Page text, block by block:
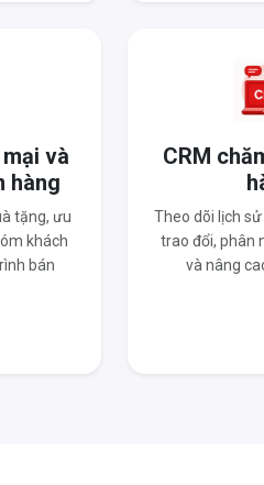
và
hàng
tặng, ưu
khách
bán
CRM
Theo dõi lịch
trao đổi, phân
và nâng